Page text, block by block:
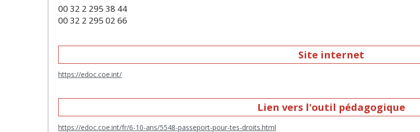
00 32 2 295 38 44
00 32 2 295 02 66
Site internet
https://edoc.coe.int/
Lien vers l'outil pédagogique
https://edoc.coe.int/fr/6-10-ans/5548-passeport-pour-tes-droits.html